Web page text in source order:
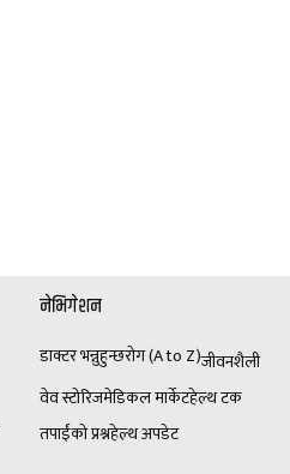
नेभिगेशन
डाक्टर भन्नुहुन्छरोग (A to Z)जीवनशैली
वेव स्टोरिजमेडिकल मार्केटहेल्थ टक
तपाईंको प्रश्नहेल्थ अपडेट